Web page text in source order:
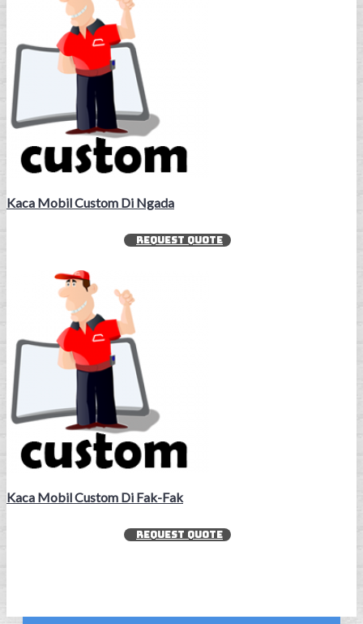
Kaca Mobil Custom Di Ngada
REQUEST QUOTE
Kaca Mobil Custom Di Fak-Fak
REQUEST QUOTE